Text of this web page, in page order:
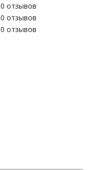
0 отзывов
0 отзывов
0 отзывов